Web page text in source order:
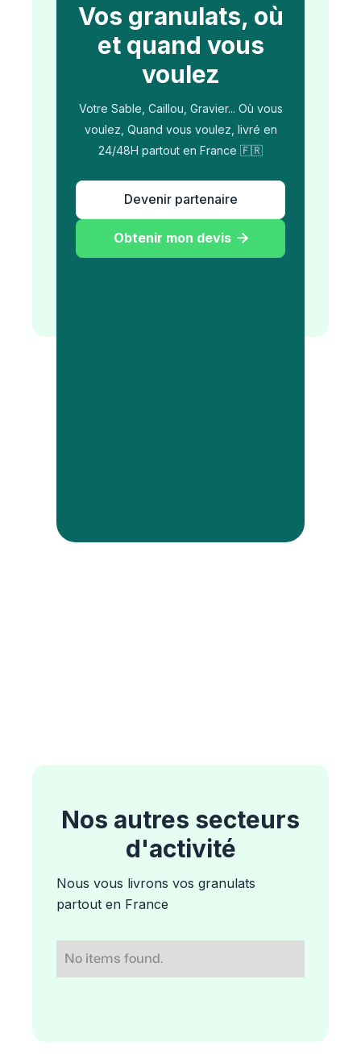
Vos granulats, où
et quand vous
voulez
Votre Sable, Caillou, Gravier... Où vous
voulez, Quand vous voulez, livré en
24/48H partout en France 🇫🇷
Devenir partenaire
Obtenir mon devis 
Nos autres secteurs
d'activité
Nous vous livrons vos granulats
partout en France
No items found.